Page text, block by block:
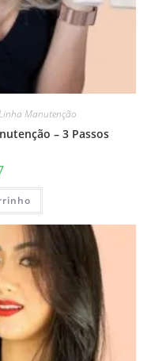
Manutenção
– 3 Passos